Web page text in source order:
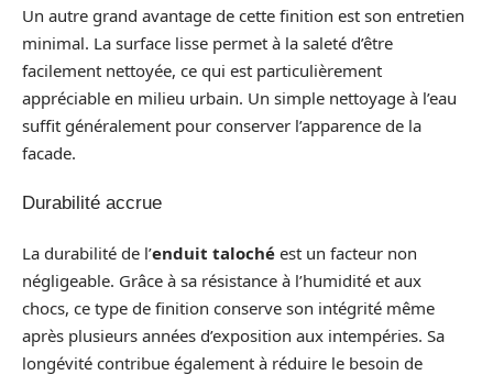
Un autre grand avantage de cette finition est son entretien
minimal. La surface lisse permet à la saleté d’être
facilement nettoyée, ce qui est particulièrement
appréciable en milieu urbain. Un simple nettoyage à l’eau
suffit généralement pour conserver l’apparence de la
facade.
Durabilité accrue
La durabilité de l’enduit taloché est un facteur non
négligeable. Grâce à sa résistance à l’humidité et aux
chocs, ce type de finition conserve son intégrité même
après plusieurs années d’exposition aux intempéries. Sa
longévité contribue également à réduire le besoin de